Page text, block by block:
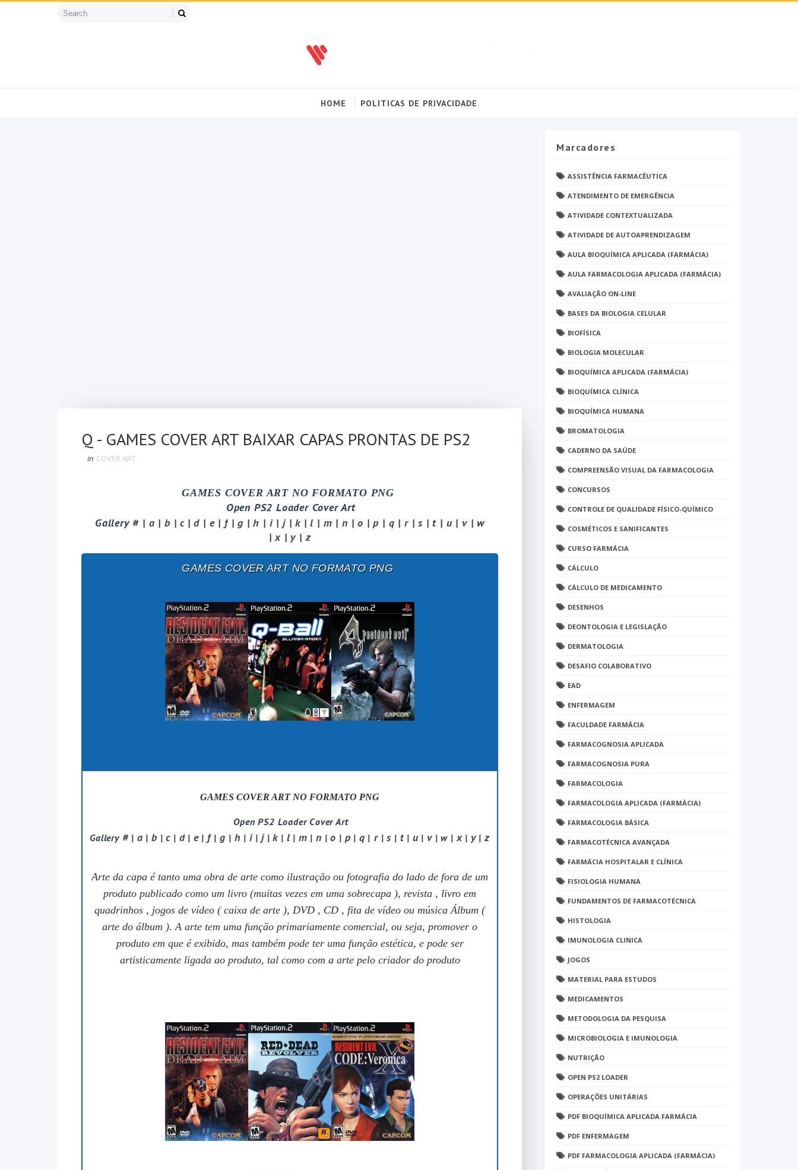
HOME POLITICAS DE PRIVACIDADE
Q - GAMES COVER ART BAIXAR CAPAS PRONTAS DE PS2
in COVER ART
GAMES COVER ART NO FORMATO PNG
Open PS2 Loader Cover Art
Gallery # | a | b | c | d | e | f | g | h | i | j | k | l | m | n | o | p | q | r | s | t | u | v | w
| x | y | z
GAMES COVER ART NO FORMATO PNG
GAMES COVER ART NO FORMATO PNG
Open PS2 Loader Cover Art
Gallery # | a | b | c | d | e | f | g | h | i | j | k | l | m | n | o | p | q | r | s | t | u | v | w | x | y | z
Arte da capa é tanto uma obra de arte como ilustração ou fotografia do lado de fora de um
produto publicado como um livro (muitas vezes em uma sobrecapa ), revista , livro em
quadrinhos , jogos de vídeo ( caixa de arte ), DVD , CD , fita de vídeo ou música Álbum (
arte do álbum ). A arte tem uma função primariamente comercial, ou seja, promover o
produto em que é exibido, mas também pode ter uma função estética, e pode ser
artisticamente ligada ao produto, tal como com a arte pelo criador do produto
Marcadores
ASSISTÊNCIA FARMACÊUTICA
ATENDIMENTO DE EMERGÊNCIA
ATIVIDADE CONTEXTUALIZADA
ATIVIDADE DE AUTOAPRENDIZAGEM
AULA BIOQUÍMICA APLICADA (FARMÁCIA)
AULA FARMACOLOGIA APLICADA (FARMÁCIA)
AVALIAÇÃO ON-LINE
BASES DA BIOLOGIA CELULAR
BIOFÍSICA
BIOLOGIA MOLECULAR
BIOQUÍMICA APLICADA (FARMÁCIA)
BIOQUÍMICA CLÍNICA
BIOQUÍMICA HUMANA
BROMATOLOGIA
CADERNO DA SAÚDE
COMPREENSÃO VISUAL DA FARMACOLOGIA
CONCURSOS
CONTROLE DE QUALIDADE FÍSICO-QUÍMICO
COSMÉTICOS E SANIFICANTES
CURSO FARMÁCIA
CÁLCULO
CÁLCULO DE MEDICAMENTO
DESENHOS
DEONTOLOGIA E LEGISLAÇÃO
DERMATOLOGIA
DESAFIO COLABORATIVO
EAD
ENFERMAGEM
FACULDADE FARMÁCIA
FARMACOGNOSIA APLICADA
FARMACOGNOSIA PURA
FARMACOLOGIA
FARMACOLOGIA APLICADA (FARMÁCIA)
FARMACOLOGIA BÁSICA
FARMACOTÉCNICA AVANÇADA
FARMÁCIA HOSPITALAR E CLÍNICA
FISIOLOGIA HUMANA
FUNDAMENTOS DE FARMACOTÉCNICA
HISTOLOGIA
IMUNOLOGIA CLINICA
JOGOS
MATERIAL PARA ESTUDOS
MEDICAMENTOS
METODOLOGIA DA PESQUISA
MICROBIOLOGIA E IMUNOLOGIA
NUTRIÇÃO
OPEN PS2 LOADER
OPERAÇÕES UNITÁRIAS
PDF BIOQUÍMICA APLICADA FARMÁCIA
PDF ENFERMAGEM
PDF FARMACOLOGIA APLICADA (FARMÁCIA)